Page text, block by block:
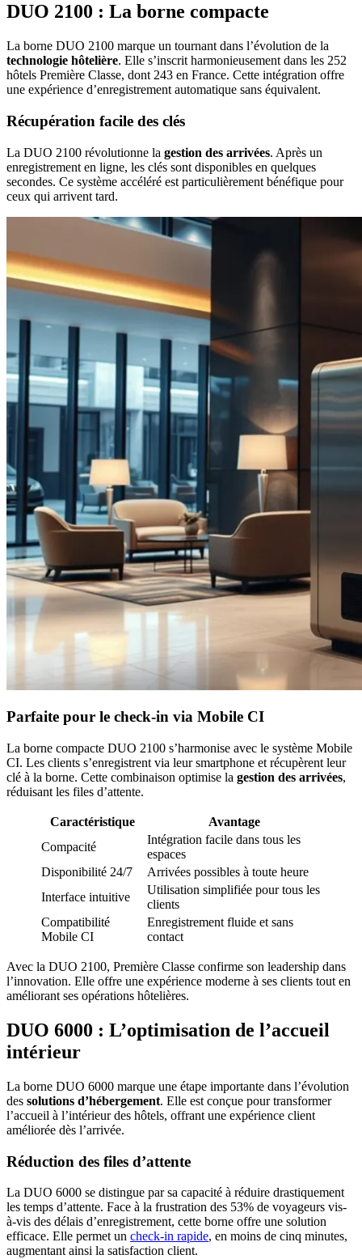
DUO 2100 : La borne compacte
La borne DUO 2100 marque un tournant dans l’évolution de la
technologie hôtelière. Elle s’inscrit harmonieusement dans les 252
hôtels Première Classe, dont 243 en France. Cette intégration offre
une expérience d’enregistrement automatique sans équivalent.
Récupération facile des clés
La DUO 2100 révolutionne la gestion des arrivées. Après un
enregistrement en ligne, les clés sont disponibles en quelques
secondes. Ce système accéléré est particulièrement bénéfique pour
ceux qui arrivent tard.
Parfaite pour le check-in via Mobile CI
La borne compacte DUO 2100 s’harmonise avec le système Mobile
CI. Les clients s’enregistrent via leur smartphone et récupèrent leur
clé à la borne. Cette combinaison optimise la gestion des arrivées,
réduisant les files d’attente.
Caractéristique
Avantage
Compacité
Intégration facile dans tous les
espaces
Disponibilité 24/7
Arrivées possibles à toute heure
Interface intuitive
Utilisation simplifiée pour tous les
clients
Compatibilité
Mobile CI
Enregistrement fluide et sans
contact
Avec la DUO 2100, Première Classe confirme son leadership dans
l’innovation. Elle offre une expérience moderne à ses clients tout en
améliorant ses opérations hôtelières.
DUO 6000 : L’optimisation de l’accueil
intérieur
La borne DUO 6000 marque une étape importante dans l’évolution
des solutions d’hébergement. Elle est conçue pour transformer
l’accueil à l’intérieur des hôtels, offrant une expérience client
améliorée dès l’arrivée.
Réduction des files d’attente
La DUO 6000 se distingue par sa capacité à réduire drastiquement
les temps d’attente. Face à la frustration des 53% de voyageurs vis-
à-vis des délais d’enregistrement, cette borne offre une solution
efficace. Elle permet un check-in rapide, en moins de cinq minutes,
augmentant ainsi la satisfaction client.